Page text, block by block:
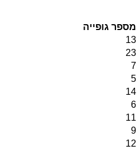
מספר גופייה
13
23
7
5
14
6
11
9
12